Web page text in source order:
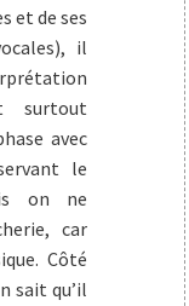
et de ses
il
surtout
avec
le
on ne
car
Côté
sait qu’il